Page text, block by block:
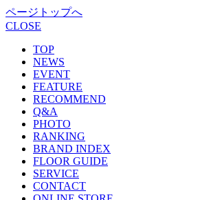
ページトップへ
CLOSE
TOP
NEWS
EVENT
FEATURE
RECOMMEND
Q&A
PHOTO
RANKING
BRAND INDEX
FLOOR GUIDE
SERVICE
CONTACT